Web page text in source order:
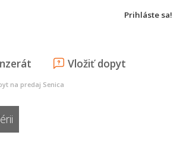
Prihláste sa!
Vložiť dopyt
na predaj Senica